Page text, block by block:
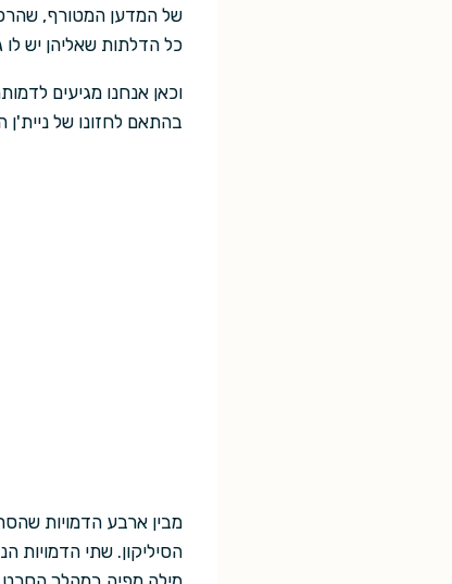
של המדען המטורף,
כל הדלתות שאליהן יש
וכאן אנחנו מגיעים
בהתאם לחזונו של
מבין ארבע הדמויות
הסיליקון. שתי הדמויות